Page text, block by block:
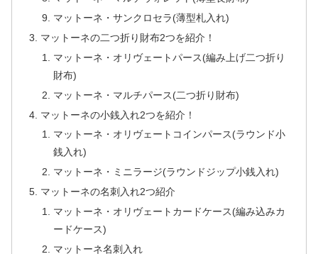
マットーネ・サンクロセラ(薄型札入れ)
マットーネの二つ折り財布2つを紹介！
マットーネ・オリヴェートパース(編み上げ二つ折り
財布)
マットーネ・マルチパース(二つ折り財布)
マットーネの小銭入れ2つを紹介！
マットーネ・オリヴェートコインパース(ラウンド小
銭入れ)
マットーネ・ミニラージ(ラウンドジップ小銭入れ)
マットーネの名刺入れ2つ紹介
マットーネ・オリヴェートカードケース(編み込みカ
ードケース)
マットーネ名刺入れ